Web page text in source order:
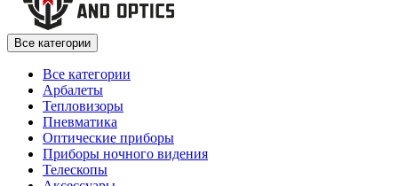
Все категории
Все категории
Арбалеты
Тепловизоры
Пневматика
Оптические приборы
Приборы ночного видения
Телескопы